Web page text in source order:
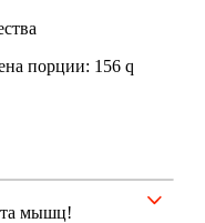
порции: 156 q
мышц!